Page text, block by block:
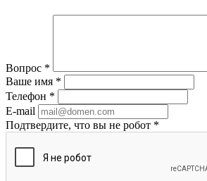
Вопрос *
Ваше имя *
Телефон *
E-mail
Подтвердите, что вы не робот *